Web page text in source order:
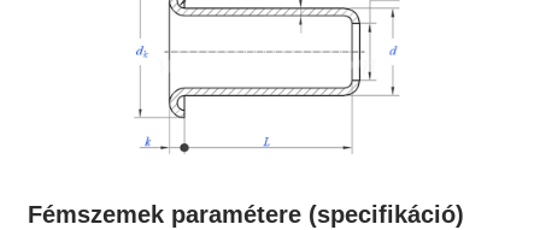
Fémszemek paramétere (specifikáció)